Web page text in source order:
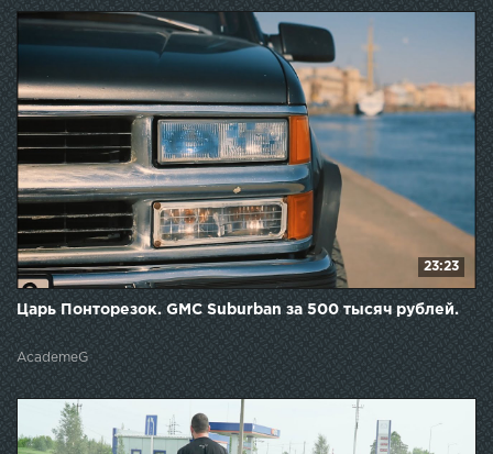
23:23
Царь Понторезок. GMC Suburban за 500 тысяч рублей.
AcademeG